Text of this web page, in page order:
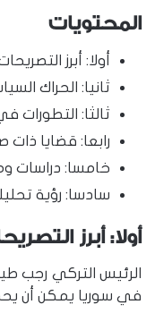
المحتويات
أولا: أبرز
ثانيا: الحراك
ثالثا: التطورات
رابعا: قضايا ذات
خامسا: دراسات
سادسا: رؤية
أولا: أبرز
الرئيس التركي رجب
في سوريا يمكن أن